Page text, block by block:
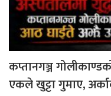
कप्तानगञ्ज
एकले खुट्टा गुमाए,